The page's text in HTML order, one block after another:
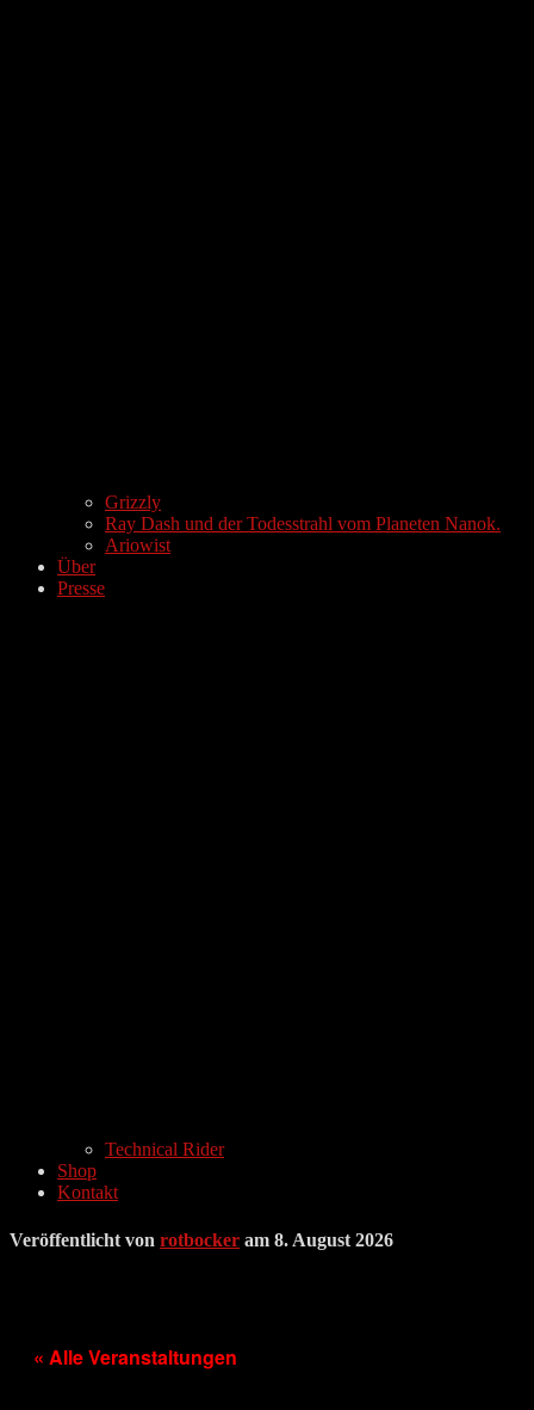
Grizzly
Ray Dash und der Todesstrahl vom Planeten Nanok.
Ariowist
Über
Presse
Technical Rider
Shop
Kontakt
Veröffentlicht von rotbocker am 8. August 2026
« Alle Veranstaltungen